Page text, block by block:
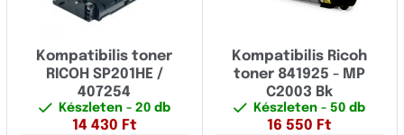
Develop
Dymo
AFRICIO
Aficio
C
Kompatibilis toner
RICOH SP201HE /
407254
Készleten - 20 db
14 430 Ft
Kompatibilis Ricoh
toner 841925 - MP
C2003 Bk
Készleten- 50 db
16 550 Ft